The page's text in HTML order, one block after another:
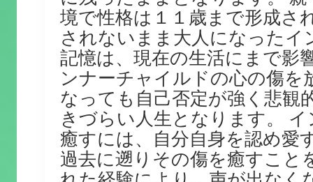
境で性格は１１歳まで形成さ
されないまま大人になった
記憶は、現在の生活にまで影
ンナーチャイルドの心の傷を
なっても自己否定が強く悲観
きづらい人生となります。
癒すには、自分自身を認め愛
過去に遡りその傷を癒すこと